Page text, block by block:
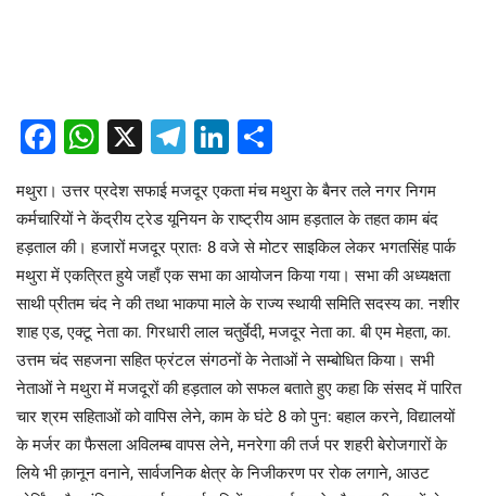
Facebook
WhatsApp
X Telegram
LinkedIn
मथुरा। उत्तर प्रदेश सफाई मजदूर एकता मंच मथुरा के बैनर तले नगर निगम
कर्मचारियों ने केंद्रीय ट्रेड यूनियन के राष्ट्रीय आम हड़ताल के तहत काम बंद
हड़ताल की। हजारों मजदूर प्रातः 8 वजे से मोटर साइकिल लेकर भगतसिंह पार्क
मथुरा में एकत्रित हुये जहाँ एक सभा का आयोजन किया गया। सभा की अध्यक्षता
साथी प्रीतम चंद ने की तथा भाकपा माले के राज्य स्थायी समिति सदस्य का. नशीर
शाह एड, एक्टू नेता का. गिरधारी लाल चतुर्वेदी, मजदूर नेता का. बी एम मेहता, का.
उत्तम चंद सहजना सहित फ्रंटल संगठनों के नेताओं ने सम्बोधित किया। सभी
नेताओं ने मथुरा में मजदूरों की हड़ताल को सफल बताते हुए कहा कि संसद में पारित
चार श्रम सहिताओं को वापिस लेने, काम के घंटे 8 को पुन: बहाल करने, विद्यालयों
के मर्जर का फैसला अविलम्ब वापस लेने, मनरेगा की तर्ज पर शहरी बेरोजगारों के
लिये भी क़ानून वनाने, सार्वजनिक क्षेत्र के निजीकरण पर रोक लगाने, आउट